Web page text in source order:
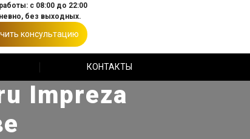
с 08:00 до 22:00
без выходных.
консультацию
КОНТАКТЫ
Impreza